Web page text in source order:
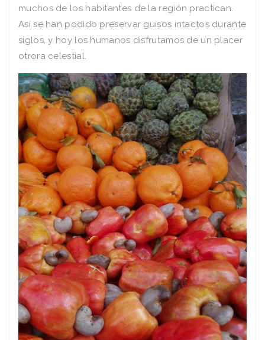
muchos de los habitantes de la región practican.
Así se han podido preservar guisos intactos durante
siglos, y hoy los humanos disfrutamos de un placer
otrora celestial.